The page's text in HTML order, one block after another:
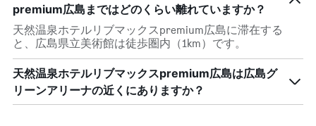
premium広島まではどのくらい離れていますか？
天然温泉ホテルリブマックスpremium広島に滞在する
と、広島県立美術館は徒歩圏内（1km）です。
天然温泉ホテルリブマックスpremium広島は広島グ
リーンアリーナの近くにありますか？